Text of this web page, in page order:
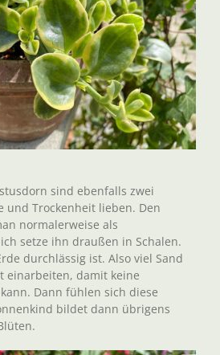
sind ebenfalls zwei
und Trockenheit lieben. Den
normalerweise als
setze ihn draußen in Schalen.
durchlässig ist. Also viel Sand
einarbeiten, damit keine
Dann fühlen sich diese
bildet dann übrigens